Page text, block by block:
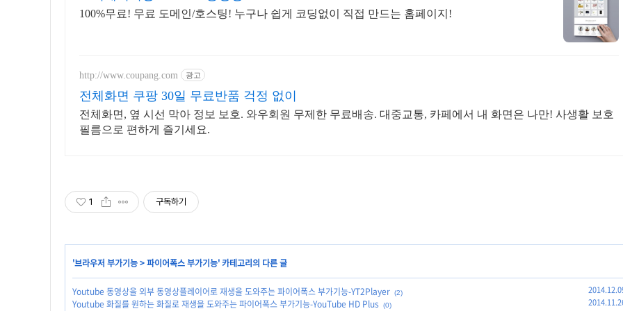
100%무료! 무료 도메인/호스팅! 누구나 쉽게 코딩없이 직접 만드는 홈페이지!
http://www.coupang.com 광고
전체화면 쿠팡 30일 무료반품 걱정 없이
전체화면, 옆 시선 막아 정보 보호. 와우회원 무제한 무료배송. 대중교통, 카페에서 내 화면은 나만! 사생활 보호
필름으로 편하게 즐기세요.
1 구독하기
'브라우저 부가기능>파이어폭스 부가기능' 카테고리의 다른 글
Youtube 동영상을 외부 동영상플레이어로 재생을 도와주는 파이어폭스 부가기능-YT2Player (2)
Youtube 화질를 원하는 화질로 재생을 도와주는 파이어폭스 부가기능-YouTube HD Plus (0)